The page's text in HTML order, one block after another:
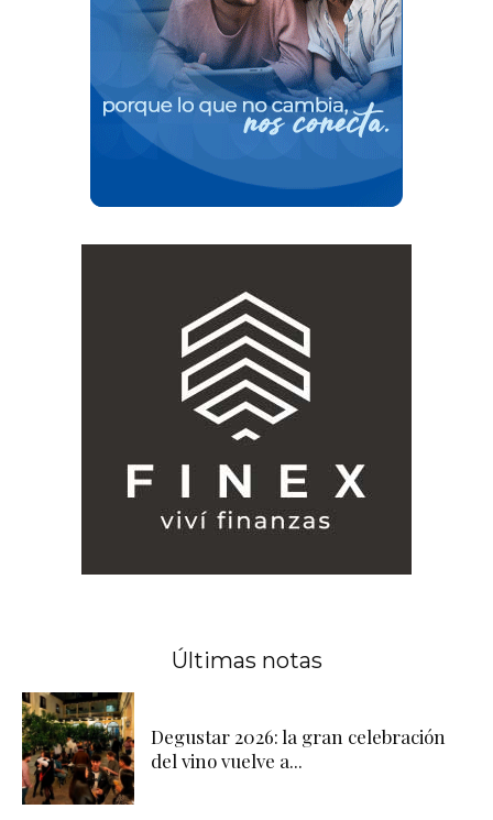
Últimas notas
Degustar 2026: la gran celebración
del vino vuelve a...